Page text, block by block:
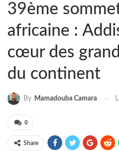
39ème
africaine :
cœur des
du continent
By Mamadouba Camara
0
Share